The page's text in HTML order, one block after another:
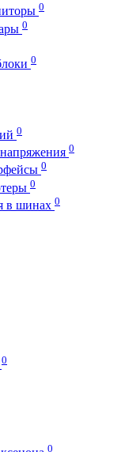
0
0
0
0
0
0
0
в шинах 0
0
0